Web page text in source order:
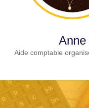
Anne
Aide comptable